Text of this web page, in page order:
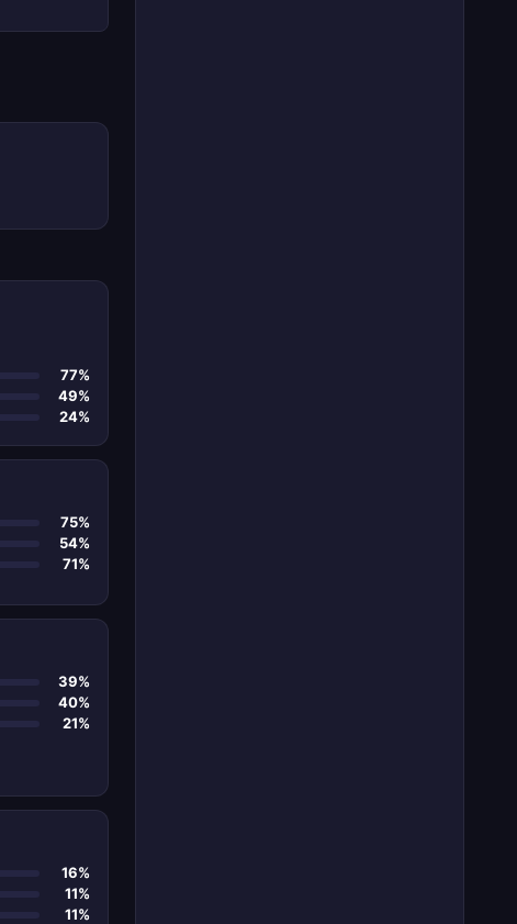
77%
49%
24%
75%
54%
71%
39%
40%
21%
16%
11%
11%